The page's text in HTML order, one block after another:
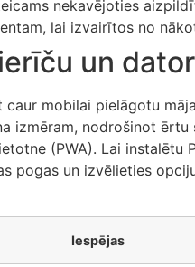
nekavējoties
lai izvairītos no
un
mobilai pielāgotu
izmēram, nodrošinot
(PWA). Lai
pogas un izvēlieties
Iespējas